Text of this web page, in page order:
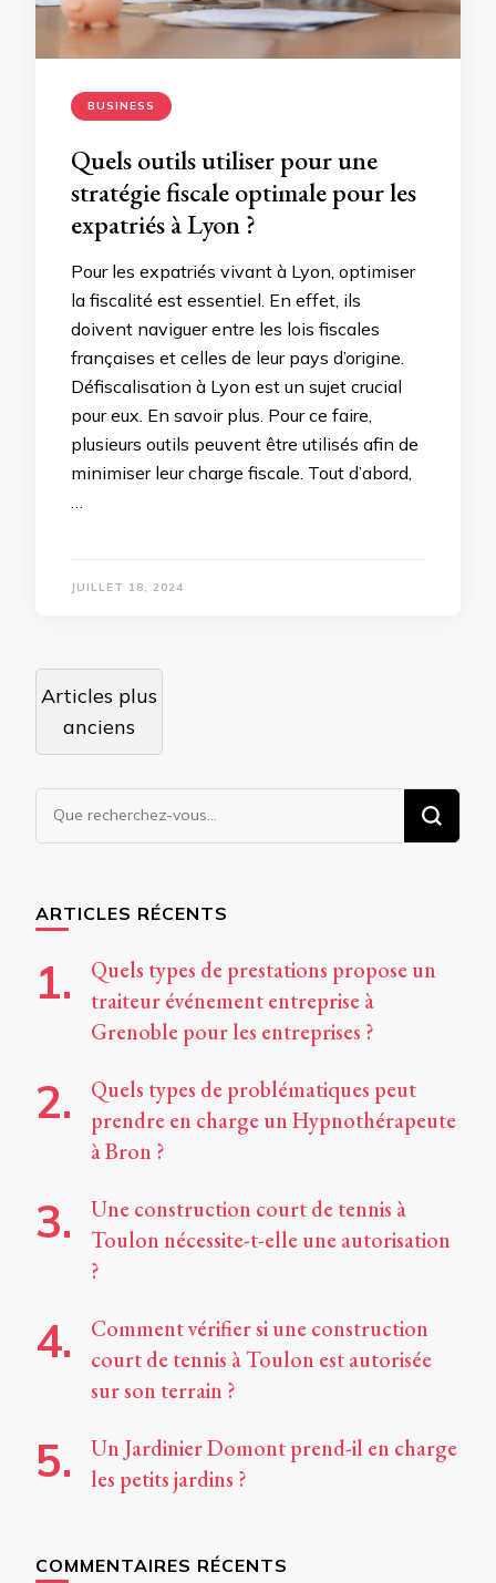
BUSINESS
Quels outils utiliser pour une
stratégie fiscale optimale pour les
expatriés à Lyon ?
Pour les expatriés vivant à Lyon, optimiser
la fiscalité est essentiel. En effet, ils
doivent naviguer entre les lois fiscales
françaises et celles de leur pays d’origine.
Défiscalisation à Lyon est un sujet crucial
pour eux. En savoir plus. Pour ce faire,
plusieurs outils peuvent être utilisés afin de
minimiser leur charge fiscale. Tout d’abord,
JUILLET 18, 2024
Navigation
des
articles
Articles plus
anciens
Vous
recherchiez
ARTICLES RÉCENTS
Quels types de prestations propose un
traiteur événement entreprise à
Grenoble pour les entreprises ?
Quels types de problématiques peut
prendre en charge un Hypnothérapeute
à Bron ?
Une construction court de tennis à
Toulon nécessite-t-elle une autorisation
?
Comment vérifier si une construction
court de tennis à Toulon est autorisée
sur son terrain ?
Un Jardinier Domont prend-il en charge
les petits jardins ?
COMMENTAIRES RÉCENTS